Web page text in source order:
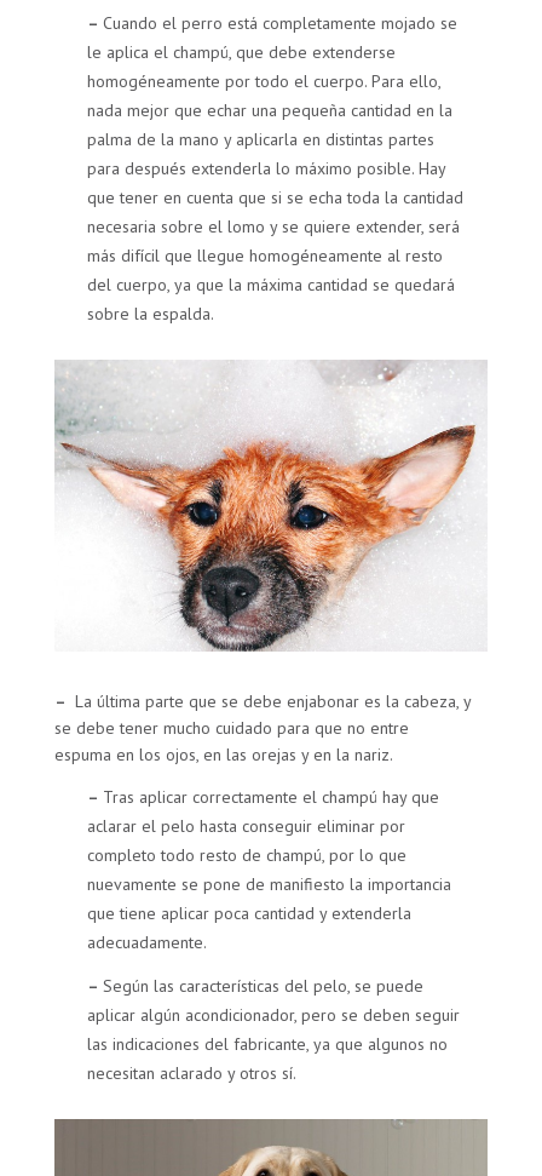
– Cuando el perro está completamente mojado se
le aplica el champú, que debe extenderse
homogéneamente por todo el cuerpo. Para ello,
nada mejor que echar una pequeña cantidad en la
palma de la mano y aplicarla en distintas partes
para después extenderla lo máximo posible. Hay
que tener en cuenta que si se echa toda la cantidad
necesaria sobre el lomo y se quiere extender, será
más difícil que llegue homogéneamente al resto
del cuerpo, ya que la máxima cantidad se quedará
sobre la espalda.
–La última parte que se debe enjabonar es la cabeza, y
se debe tener mucho cuidado para que no entre
espuma en los ojos, en las orejas y en la nariz.
– Tras aplicar correctamente el champú hay que
aclarar el pelo hasta conseguir eliminar por
completo todo resto de champú, por lo que
nuevamente se pone de manifiesto la importancia
que tiene aplicar poca cantidad y extenderla
adecuadamente.
–Según las características del pelo, se puede
aplicar algún acondicionador, pero se deben seguir
las indicaciones del fabricante, ya que algunos no
necesitan aclarado y otros sí.